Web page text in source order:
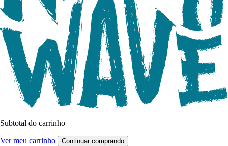
Subtotal do carrinho
Ver meu carrinho Continuar comprando